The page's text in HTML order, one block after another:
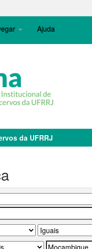
Ajuda
da UFRRJ